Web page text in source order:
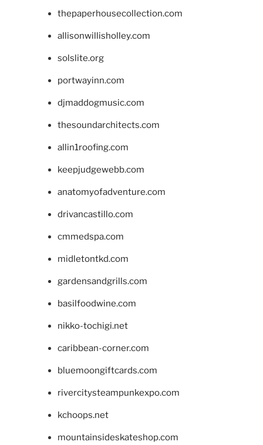
thepaperhousecollection.com
allisonwillisholley.com
solslite.org
portwayinn.com
djmaddogmusic.com
thesoundarchitects.com
allin1roofing.com
keepjudgewebb.com
anatomyofadventure.com
drivancastillo.com
cmmedspa.com
midletontkd.com
gardensandgrills.com
basilfoodwine.com
nikko-tochigi.net
caribbean-corner.com
bluemoongiftcards.com
rivercitysteampunkexpo.com
kchoops.net
mountainsideskateshop.com